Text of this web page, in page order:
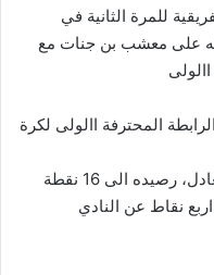
للمرة الثانية في
عقب تعادله على معشب بن جنات مع
المحترفة االولى لكرة
ورفع االتحاد المنستيري، بفضل هذا التعادل، رصيده الى 16 نقطة
نقاط عن النادي